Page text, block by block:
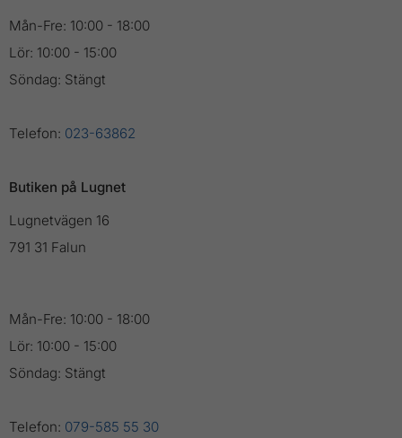
Mån-Fre: 10:00 - 18:00
Lör: 10:00 - 15:00
Söndag: Stängt
Telefon: 023-63862
Butiken på Lugnet
Lugnetvägen 16
791 31 Falun
Mån-Fre: 10:00 - 18:00
Lör: 10:00 - 15:00
Söndag: Stängt
Telefon: 079-585 55 30